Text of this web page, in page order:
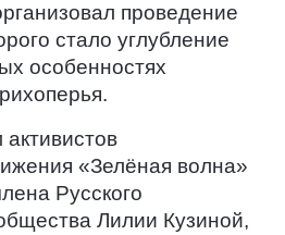
проведение
стало углубление
особенностях
«Зелёная волна»
Русского
Лилии Кузиной,